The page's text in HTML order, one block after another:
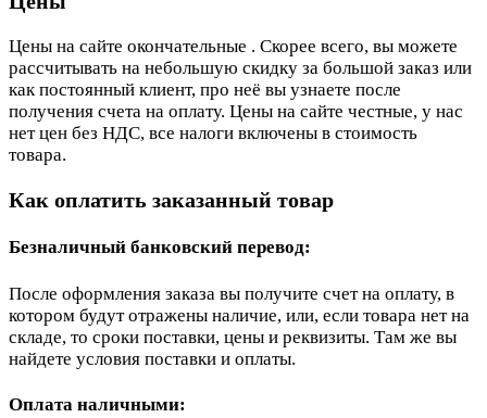
Цены на сайте окончательные . Скорее всего, вы можете
рассчитывать на небольшую скидку за большой заказ или
как постоянный клиент, про неё вы узнаете после
получения счета на оплату. Цены на сайте честные, у нас
нет цен без НДС, все налоги включены в стоимость
товара.
Как оплатить заказанный товар
Безналичный банковский перевод:
После оформления заказа вы получите счет на оплату, в
котором будут отражены наличие, или, если товара нет на
складе, то сроки поставки, цены и реквизиты. Там же вы
найдете условия поставки и оплаты.
Оплата наличными: